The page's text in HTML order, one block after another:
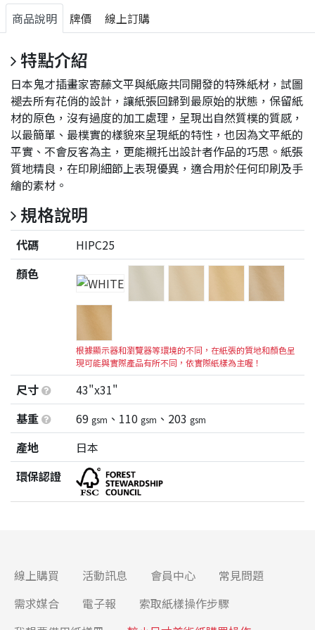
商品說明 牌價 線上訂購
特點介紹
日本鬼才插畫家寄藤文平與紙廠共同開發的特殊紙材，試圖
褪去所有花俏的設計，讓紙張回歸到最原始的狀態，保留紙
材的原色，沒有過度的加工處理，呈現出自然質樸的質感，
以最簡單、最樸實的樣貌來呈現紙的特性，也因為文平紙的
平實、不會反客為主，更能襯托出設計者作品的巧思。紙張
質地精良，在印刷細節上表現優異，適合用於任何印刷及手
繪的素材。
規格說明
代碼
HIPC25
顏色
根據顯示器和瀏覽器等環境的不同，在紙張的質地和顏色呈
現可能與實際產品有所不同，依實際紙樣為主喔！
尺寸
43"x31"
基重
69 gsm 、110 gsm 、203 gsm
產地
日本
環保認證
線上購買 活動訊息 會員中心
常見問題
需求媒合
電子報
索取紙樣操作步驟